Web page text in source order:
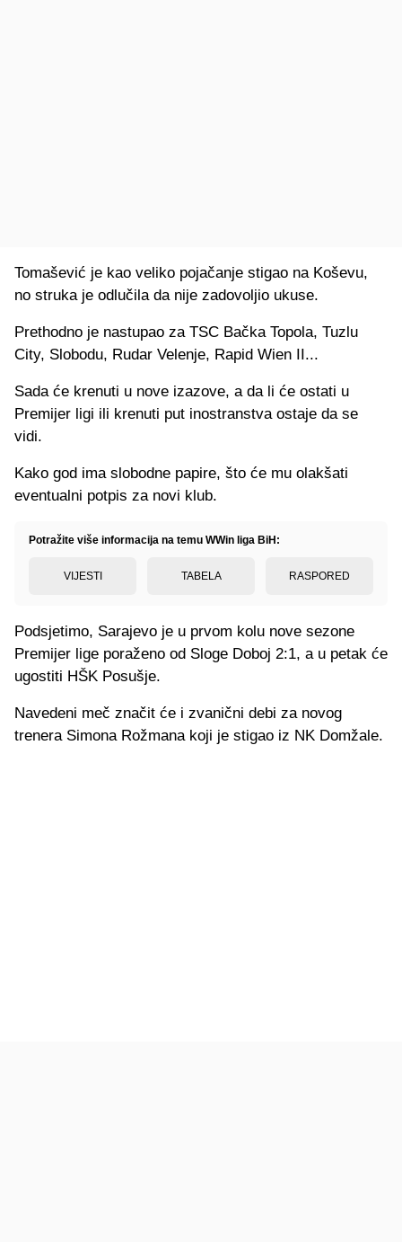
Tomašević je kao veliko pojačanje stigao na Koševu,
no struka je odlučila da nije zadovoljio ukuse.
Prethodno je nastupao za TSC Bačka Topola, Tuzlu
City, Slobodu, Rudar Velenje, Rapid Wien II...
Sada će krenuti u nove izazove, a da li će ostati u
Premijer ligi ili krenuti put inostranstva ostaje da se
vidi.
Kako god ima slobodne papire, što će mu olakšati
eventualni potpis za novi klub.
Potražite više informacija na temu WWin liga BiH:
VIJESTI TABELA RASPORED
Podsjetimo, Sarajevo je u prvom kolu nove sezone
Premijer lige poraženo od Sloge Doboj 2:1, a u petak će
ugostiti HŠK Posušje.
Navedeni meč značit će i zvanični debi za novog
trenera Simona Rožmana koji je stigao iz NK Domžale.